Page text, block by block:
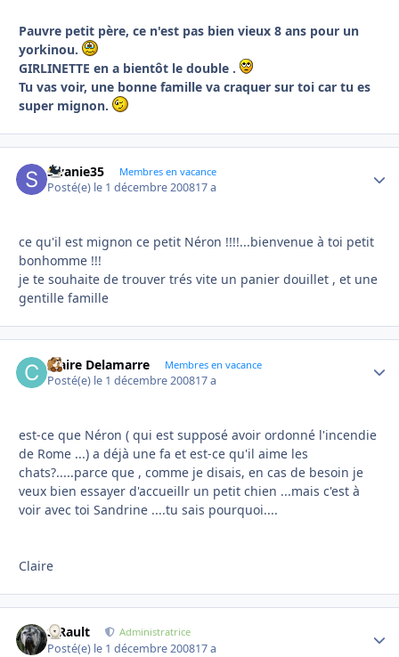
Pauvre petit père, ce n'est pas bien vieux 8 ans pour un
yorkinou.
GIRLINETTE en a bientôt le double .
Tu vas voir, une bonne famille va craquer sur toi car tu es
super mignon.
swanie35 Membres en vacance
Posté(e) le 1 décembre 200817 a
ce qu'il est mignon ce petit Néron !!!!...bienvenue à toi petit
bonhomme !!!
je te souhaite de trouver trés vite un panier douillet , et une
gentille famille
Claire Delamarre Membres en vacance
Posté(e) le 1 décembre 200817 a
est-ce que Néron ( qui est supposé avoir ordonné l'incendie
de Rome ...) a déjà une fa et est-ce qu'il aime les
chats?.....parce que , comme je disais, en cas de besoin je
veux bien essayer d'accueillr un petit chien ...mais c'est à
voir avec toi Sandrine ....tu sais pourquoi....
Claire
S.Rault Administratrice
Posté(e) le 1 décembre 200817 a